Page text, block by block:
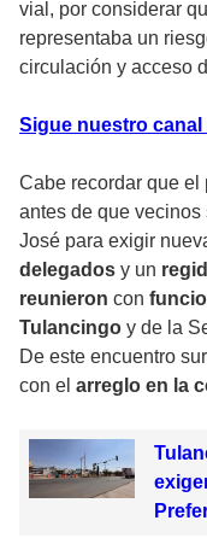
vial, por considerar
representaba un
circulación y acceso
Sigue nuestro
Cabe recordar que el
antes de que
José para exigir
delegados y un
reunieron con
Tulancingo y de la
De este encuentro
con el arreglo en la